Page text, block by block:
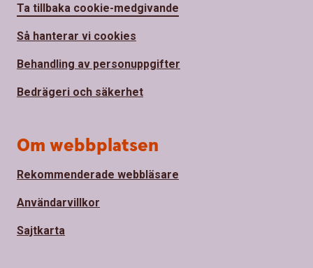
Ta tillbaka cookie-medgivande
Så hanterar vi cookies
Behandling av personuppgifter
Bedrägeri och säkerhet
Om webbplatsen
Rekommenderade webbläsare
Användarvillkor
Sajtkarta